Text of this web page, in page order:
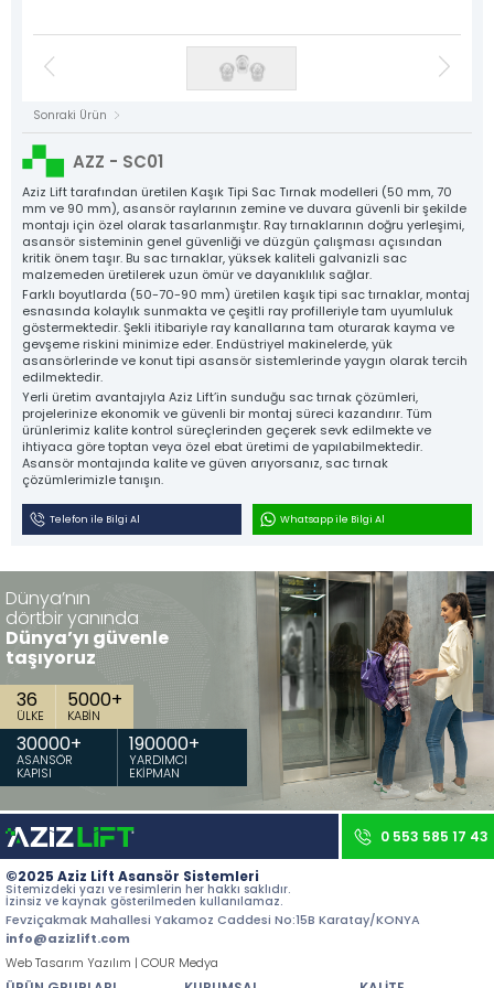
Aziz Lift
The Power Behind Every Lift
KURUMSAL
ÜRÜNLER
ÜRETİM
KALİTE
KATALOG
İLETİŞİM
Halat Şişeleri
Döküm Ray Tırnakları
Sac Tırnaklar
Plastik Grubu
Asansör Yedek Parçaları
Aziz Lift'e ait olup izinsiz kullanımı hukuki yaptırıma tabidir.
NYAF Kablolar
Flexible Kablolar
Hız Regülatörü
Gergi Kasnakları
Halat Şişeleri
Döküm Ray Tırnakları
Sac Tırnaklar
Denge Zinciri ve Aparatları
Plastik Grubu
Asansör Yedek Parçaları
Tüm Ürünler
İletişim
Sonraki Ürün
AZZ - SC01
Aziz Lift tarafından üretilen Kaşık Tipi Sac Tırnak modelleri (50 mm, 70
mm ve 90 mm), asansör raylarının zemine ve duvara güvenli bir şekilde
montajı için özel olarak tasarlanmıştır. Ray tırnaklarının doğru yerleşimi,
asansör sisteminin genel güvenliği ve düzgün çalışması açısından
kritik önem taşır. Bu sac tırnaklar, yüksek kaliteli galvanizli sac
malzemeden üretilerek uzun ömür ve dayanıklılık sağlar.
Farklı boyutlarda (50-70-90 mm) üretilen kaşık tipi sac tırnaklar, montaj
esnasında kolaylık sunmakta ve çeşitli ray profilleriyle tam uyumluluk
göstermektedir. Şekli itibariyle ray kanallarına tam oturarak kayma ve
gevşeme riskini minimize eder. Endüstriyel makinelerde, yük
asansörlerinde ve konut tipi asansör sistemlerinde yaygın olarak tercih
edilmektedir.
Yerli üretim avantajıyla Aziz Lift’in sunduğu sac tırnak çözümleri,
projelerinize ekonomik ve güvenli bir montaj süreci kazandırır. Tüm
ürünlerimiz kalite kontrol süreçlerinden geçerek sevk edilmekte ve
ihtiyaca göre toptan veya özel ebat üretimi de yapılabilmektedir.
Asansör montajında kalite ve güven arıyorsanız, sac tırnak
çözümlerimizle tanışın.
Telefon ile Bilgi Al Whatsapp ile Bilgi Al
Dünya’nın
dörtbir yanında
Dünya’yı güvenle
taşıyoruz
36
ÜLKE
5000+
KABİN
30000+
ASANSÖR
KAPISI
190000+
YARDIMCI
EKİPMAN
0 553 585 17 43
©2025 Aziz Lift Asansör Sistemleri
Sitemizdeki yazı ve resimlerin her hakkı saklıdır.
İzinsiz ve kaynak gösterilmeden kullanılamaz.
Fevziçakmak Mahallesi Yakamoz Caddesi No:15B Karatay/KONYA
info@azizlift.com
Web Tasarım Yazılım | COUR Medya